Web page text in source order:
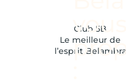
Club 5B
Le meilleur de
l’esprit Belambra